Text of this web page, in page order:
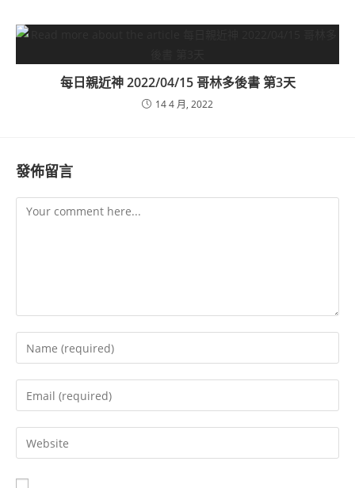
每日親近神 2022/04/15 哥林多後書 第3天
14 4 月, 2022
發佈留言